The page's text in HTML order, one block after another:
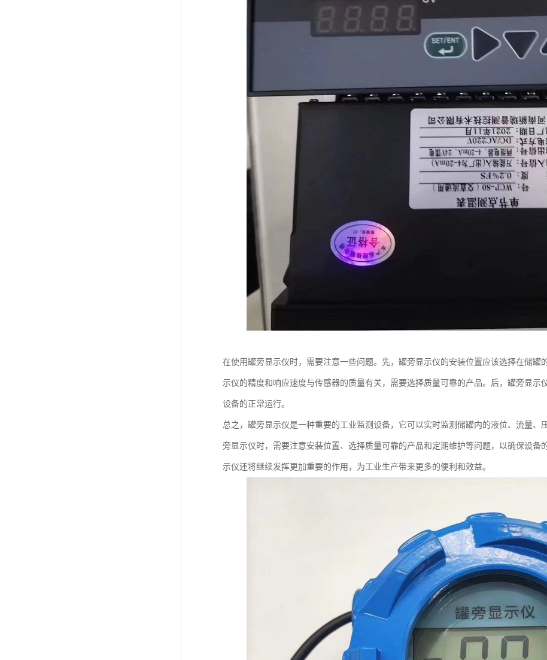
在使用罐旁显示仪时，需要注意一些问题。先，罐旁显示仪的安装位置应该选择在储罐
示仪的精度和响应速度与传感器的质量有关，需要选择质量可靠的产品。后，罐旁显示
设备的正常运行。
总之，罐旁显示仪是一种重要的工业监测设备，它可以实时监测储罐内的液位、流量、
旁显示仪时，需要注意安装位置、选择质量可靠的产品和定期维护等问题，以确保设备
示仪还将继续发挥更加重要的作用，为工业生产带来更多的便利和效益。